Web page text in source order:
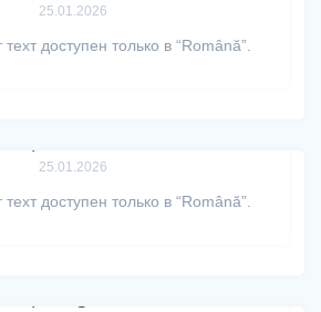
25.01.2026
техт доступен только в “Română”.
25.01.2026
техт доступен только в “Română”.